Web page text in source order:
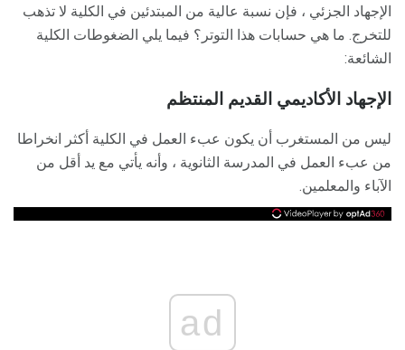
الإجهاد الجزئي ، فإن نسبة عالية من المبتدئين في الكلية لا تذهب
للتخرج. ما هي حسابات هذا التوتر؟ فيما يلي الضغوطات الكلية
الشائعة:
الإجهاد الأكاديمي القديم المنتظم
ليس من المستغرب أن يكون عبء العمل في الكلية أكثر انخراطا
من عبء العمل في المدرسة الثانوية ، وأنه يأتي مع يد أقل من
الآباء والمعلمين.
ad